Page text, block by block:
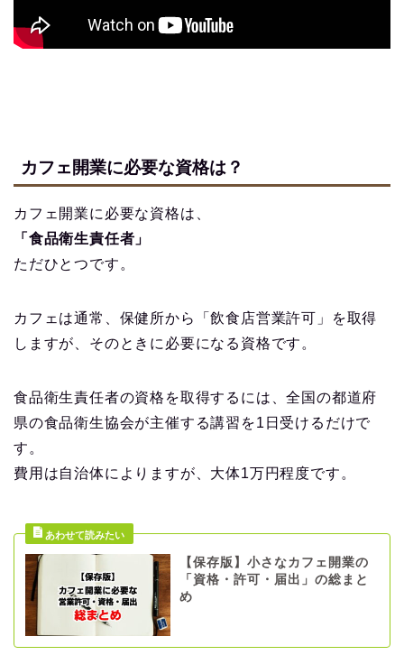
カフェ開業に必要な資格は？
カフェ開業に必要な資格は、
「食品衛生責任者」
ただひとつです。
カフェは通常、保健所から「飲食店営業許可」を取得
しますが、そのときに必要になる資格です。
食品衛生責任者の資格を取得するには、全国の都道府
県の食品衛生協会が主催する講習を1日受けるだけで
す。
費用は自治体によりますが、大体1万円程度です。
【保存版】小さなカフェ開業の
「資格・許可・届出」の総まと
め